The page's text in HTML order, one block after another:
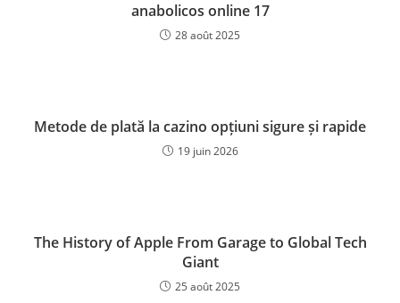
anabolicos online 17
28 août 2025
Metode de plată la cazino opțiuni sigure și rapide
19 juin 2026
The History of Apple From Garage to Global Tech
Giant
25 août 2025